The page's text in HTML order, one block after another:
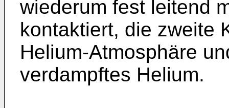
wiederum fest leitend
kontaktiert, die zweite
Helium-Atmosphäre
verdampftes Helium.